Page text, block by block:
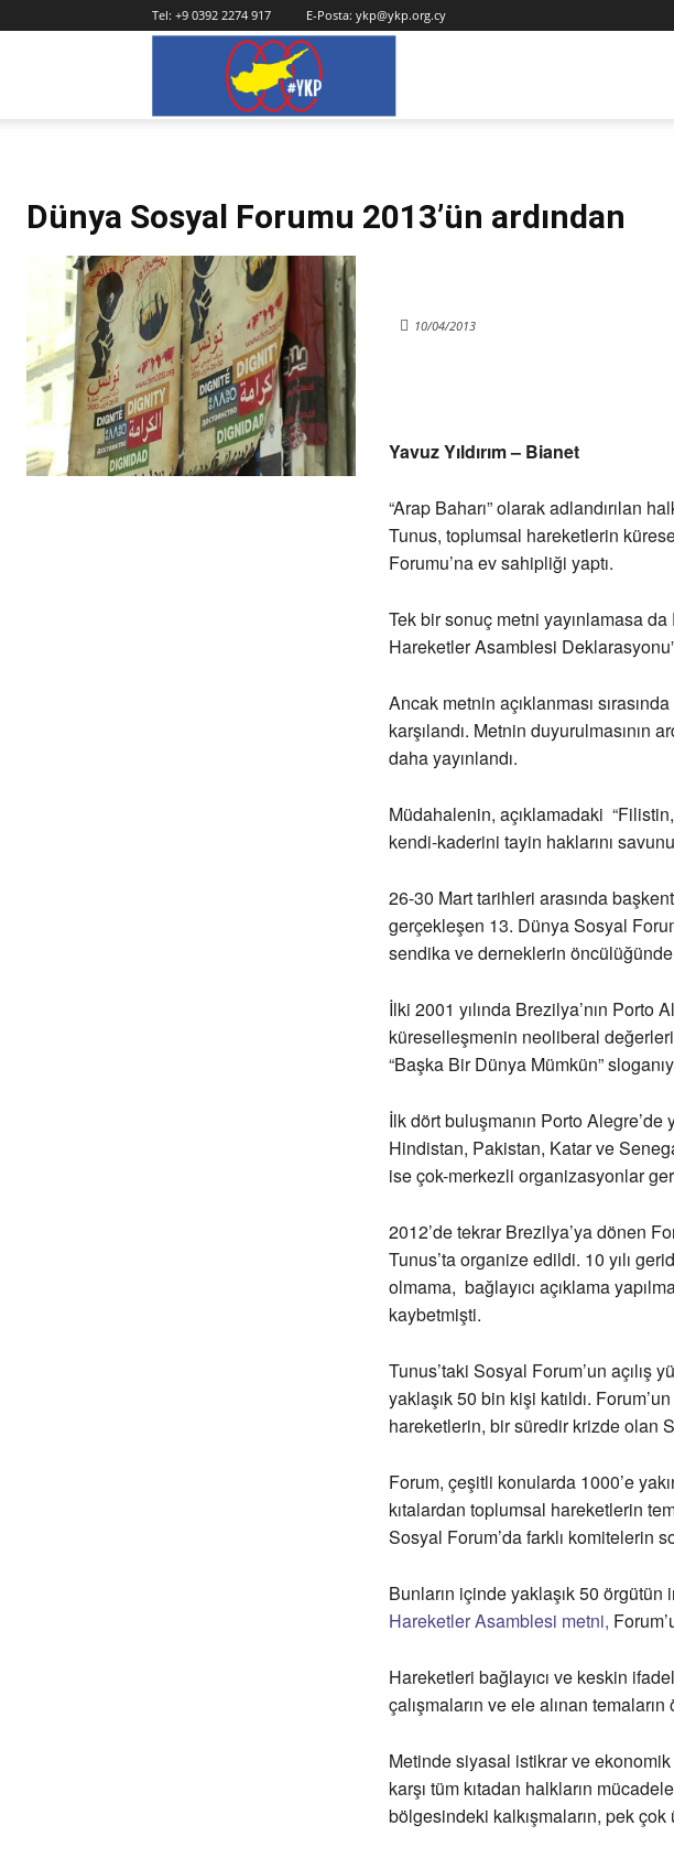
Tel: +9 0392 2274 917 E-Posta: ykp@ykp.org.cy
Dünya Sosyal Forumu 2013’ün ardından
10/04/2013
Yavuz Yıldırım – Bianet
“Arap Baharı” olarak adlandırılan
Tunus, toplumsal hareketlerin
Forumu’na ev sahipliği yaptı.
Tek bir sonuç metni yayınlamasa
Hareketler Asamblesi
Ancak metnin açıklanması
karşılandı. Metnin duyurulmasının
daha yayınlandı.
Müdahalenin, açıklamadaki
kendi-kaderini tayin haklarını
26-30 Mart tarihleri arasında
gerçekleşen 13. Dünya Sosyal
sendika ve derneklerin
İlki 2001 yılında Brezilya’nın
küreselleşmenin neoliberal
“Başka Bir Dünya Mümkün”
İlk dört buluşmanın Porto Alegre’de
Hindistan, Pakistan, Katar ve
ise çok-merkezli organizasyonlar
2012’de tekrar Brezilya’ya dönen
Tunus’ta organize edildi. 10 yılı
olmama, bağlayıcı açıklama
kaybetmişti.
Tunus’taki Sosyal Forum’un açılış
yaklaşık 50 bin kişi katıldı.
hareketlerin, bir süredir krizde olan
Forum, çeşitli konularda 1000’e
kıtalardan toplumsal hareketlerin
Sosyal Forum’da farklı komitelerin
Bunların içinde yaklaşık 50 örgütün
Hareketler Asamblesi metni,
Hareketleri bağlayıcı ve keskin
çalışmaların ve ele alınan temaların
Metinde siyasal istikrar ve
karşı tüm kıtadan halkların
bölgesindeki kalkışmaların, pek